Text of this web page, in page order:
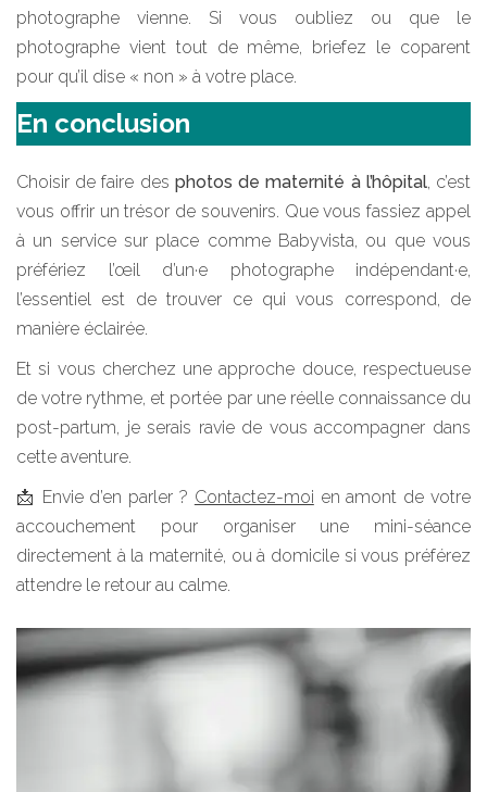
photographe vienne. Si vous oubliez ou que le
photographe vient tout de même, briefez le coparent
pour qu’il dise « non » à votre place.
En conclusion
Choisir de faire des photos de maternité à l’hôpital, c’est
vous offrir un trésor de souvenirs. Que vous fassiez appel
à un service sur place comme Babyvista, ou que vous
préfériez l’œil d’un·e photographe indépendant·e,
l’essentiel est de trouver ce qui vous correspond, de
manière éclairée.
Et si vous cherchez une approche douce, respectueuse
de votre rythme, et portée par une réelle connaissance du
post-partum, je serais ravie de vous accompagner dans
cette aventure.
📩 Envie d’en parler ? Contactez-moi en amont de votre
accouchement pour organiser une mini-séance
directement à la maternité, ou à domicile si vous préférez
attendre le retour au calme.